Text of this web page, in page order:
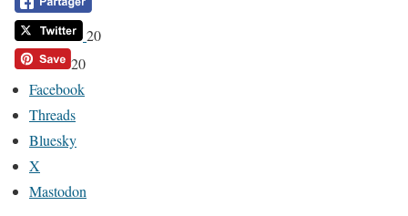
20
20
Facebook
Threads
Bluesky
X
Mastodon